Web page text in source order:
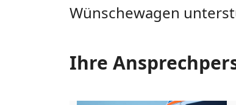
Wünschewagen
Ihre